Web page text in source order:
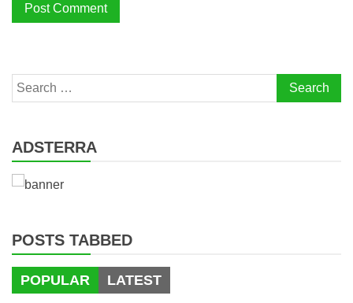
Search
for:
ADSTERRA
POSTS TABBED
POPULAR LATEST